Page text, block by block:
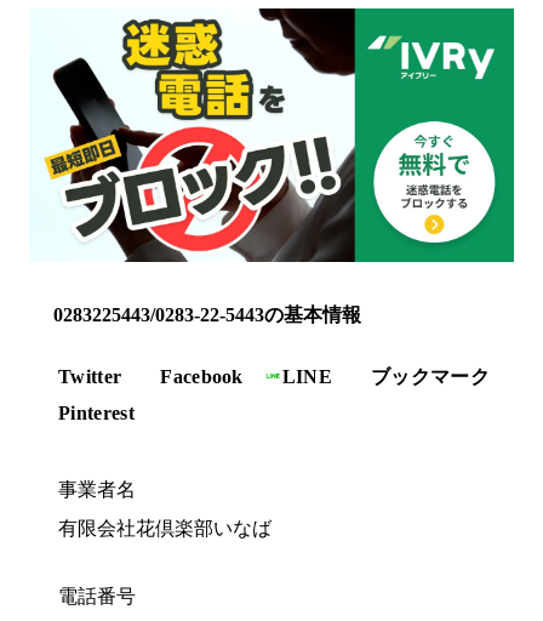
0283225443/0283-22-5443の基本情報
Twitter Facebook LINE
ブックマーク
Pinterest
事業者名
有限会社花倶楽部いなば
電話番号